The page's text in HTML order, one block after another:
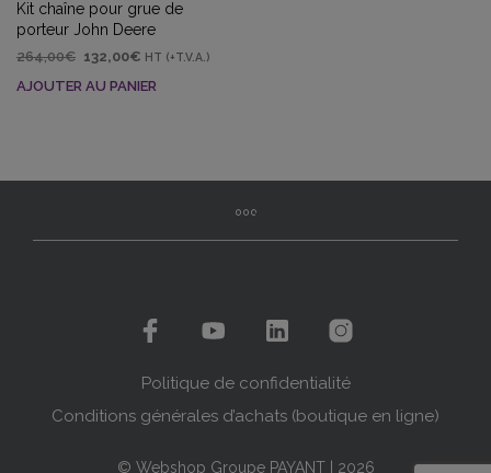
Kit chaîne pour grue de
porteur John Deere
264,00€ Le
132,00€ Le
HT (+T.V.A.)
AJOUTER AU PANIER
Politique de confidentialité
Conditions générales d’achats (boutique en ligne)
© Webshop Groupe PAYANT | 2026